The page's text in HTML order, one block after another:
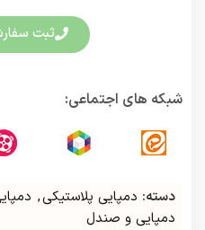
ثبت
شبکه های اجتماعی:
دسته: دمپایی پلاستیکی,
دمپایی و صندل